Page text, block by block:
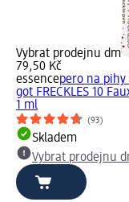
Vybrat prodejnu dm
79,50 Kč
essencepero na pihy
got FRECKLES 10
1 ml
(93)
Skladem
Vybrat prodejnu